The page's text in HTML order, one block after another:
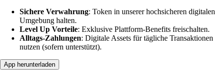
Sichere Verwahrung: Token in unserer hochsicheren digitalen
Umgebung halten.
Level Up Vorteile: Exklusive Plattform-Benefits freischalten.
Alltags-Zahlungen: Digitale Assets für tägliche Transaktionen
nutzen (sofern unterstützt).
App herunterladen